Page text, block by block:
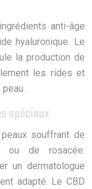
anti-âge
hyaluronique. Le
la production de
les rides et
spéciaux
souffrant de
ou de rosacée.
un dermatologue
adapté. Le CBD